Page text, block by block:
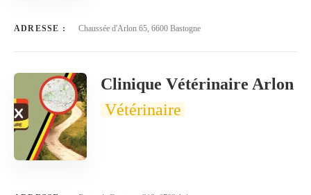
ADRESSE : Chaussée d'Arlon 65, 6600 Bastogne
Clinique Vétérinaire Arlon
Vétérinaire